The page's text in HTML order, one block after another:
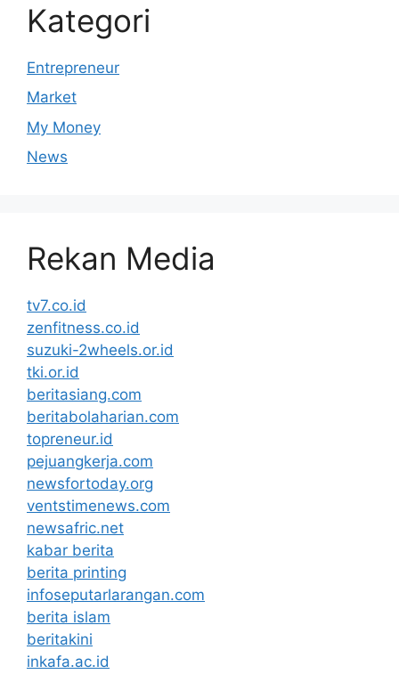
Kategori
Entrepreneur
Market
My Money
News
Rekan Media
tv7.co.id
zenfitness.co.id
suzuki-2wheels.or.id
tki.or.id
beritasiang.com
beritabolaharian.com
topreneur.id
pejuangkerja.com
newsfortoday.org
ventstimenews.com
newsafric.net
kabar berita
berita printing
infoseputarlarangan.com
berita islam
beritakini
inkafa.ac.id